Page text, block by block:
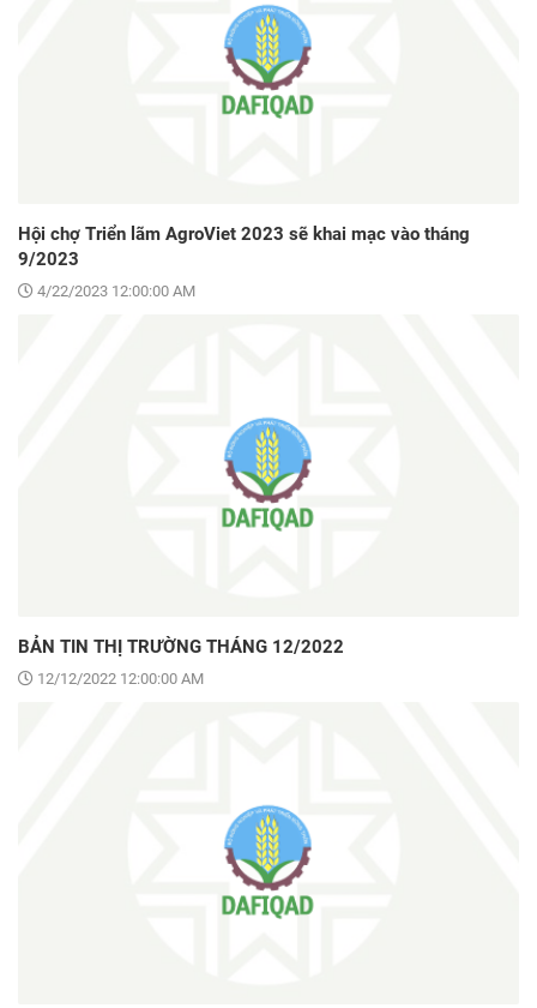
Hội chợ Triển lãm AgroViet 2023 sẽ khai mạc vào tháng
9/2023
4/22/2023 12:00:00 AM
BẢN TIN THỊ TRƯỜNG THÁNG 12/2022
12/12/2022 12:00:00 AM